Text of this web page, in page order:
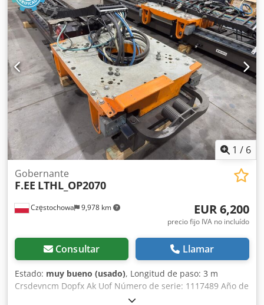
1 / 6
Częstochowa 9,978 km
Gobernante
F.EE LTHL_OP2070
EUR 6,200
precio fijo IVA no incluído
Consultar Llamar
Estado: muy bueno (usado), Longitud de paso: 3 m
Crsdevncm Dopfx Ak Uof Número de serie: 1117489 Año de
producción: 2012 Peso: 2800kg Vaya robot FANUC